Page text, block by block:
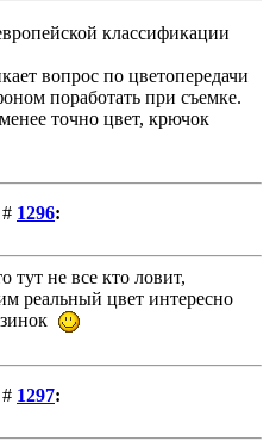
классификации
вопрос по цветопередачи
поработать при съемке.
точно цвет, крючок
1296:
тут не все кто ловит,
реальный цвет интересно
1297: